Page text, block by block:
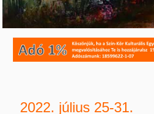
2022. július 25-31.